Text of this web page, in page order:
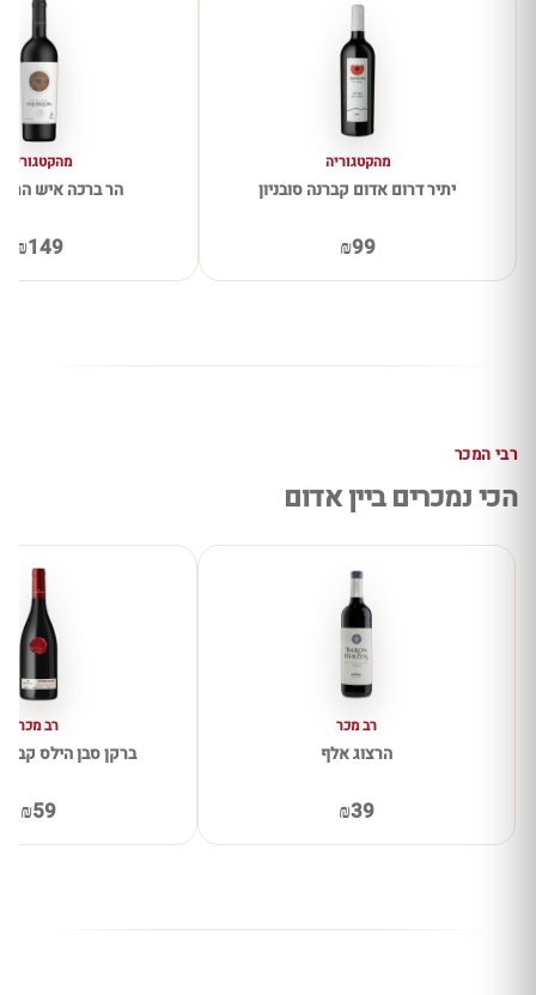
מהקטגוריה
יתיר דרום אדום קברנה סובניון
₪99
מהקטגוריה
הר ברכה איש
₪149
רבי המכר
הכי נמכרים ביין אדום
רב מכר
הרצוג אלף
₪39
רב מכר
ברקן סבן הילס
₪59